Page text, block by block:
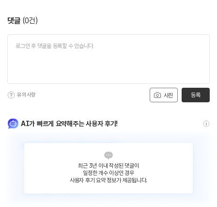
댓글 (0건)
사진
유의사항 등록
AI가 빠르게 요약해주는 사용자 후기!
최근 3년 이내 작성된 댓글이
일정한 개수 이상인 경우
사용자 후기 요약 정보가 제공됩니다.